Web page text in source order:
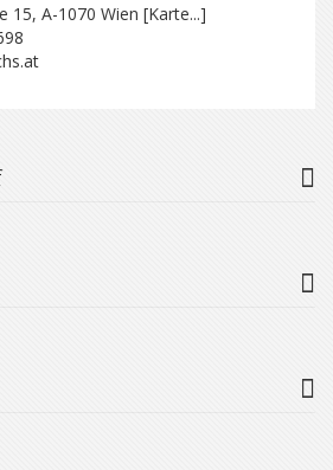
15, A-1070 Wien [Karte...]